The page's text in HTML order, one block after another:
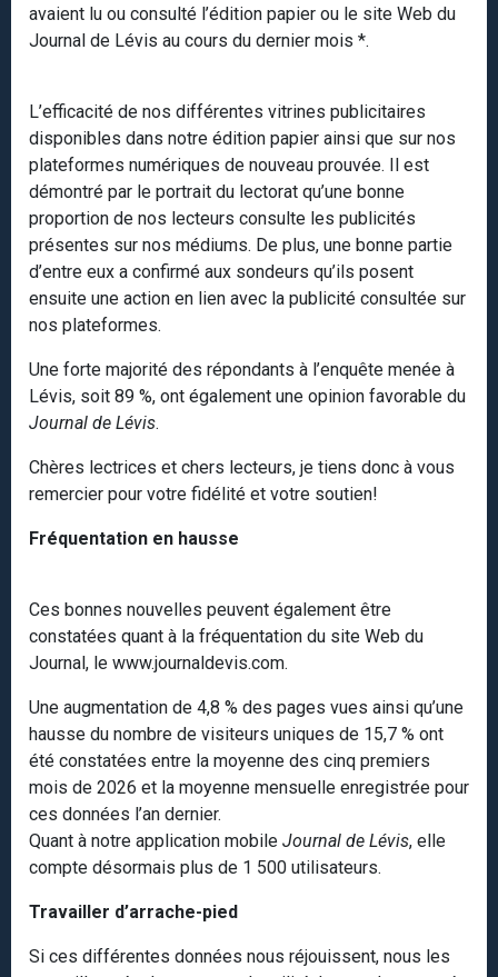
avaient lu ou consulté l’édition papier ou le site Web du
Journal de Lévis au cours du dernier mois *.
L’efficacité de nos différentes vitrines publicitaires
disponibles dans notre édition papier ainsi que sur nos
plateformes numériques de nouveau prouvée. Il est
démontré par le portrait du lectorat qu’une bonne
proportion de nos lecteurs consulte les publicités
présentes sur nos médiums. De plus, une bonne partie
d’entre eux a confirmé aux sondeurs qu’ils posent
ensuite une action en lien avec la publicité consultée sur
nos plateformes.
Une forte majorité des répondants à l’enquête menée à
Lévis, soit 89 %, ont également une opinion favorable du
Journal de Lévis.
Chères lectrices et chers lecteurs, je tiens donc à vous
remercier pour votre fidélité et votre soutien!
Fréquentation en hausse
Ces bonnes nouvelles peuvent également être
constatées quant à la fréquentation du site Web du
Journal, le www.journaldevis.com.
Une augmentation de 4,8 % des pages vues ainsi qu’une
hausse du nombre de visiteurs uniques de 15,7 % ont
été constatées entre la moyenne des cinq premiers
mois de 2026 et la moyenne mensuelle enregistrée pour
ces données l’an dernier.
Quant à notre application mobile Journal de Lévis, elle
compte désormais plus de 1 500 utilisateurs.
Travailler d’arrache-pied
Si ces différentes données nous réjouissent, nous les